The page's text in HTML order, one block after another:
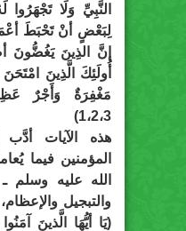
النَّبِيِّ وَلَا
لِبَعْضٍ أنْ تَحْبَطَ
إنَّ الذِينَ يَغُضُّونَ
أُولَئِكَ الَّذِينَ
مَغْفِرَةٌ وَأَجْرٌ
1،2،3)
هذه الآيات أدَّب
المؤمنين فيما
الله عليه وسلم ـ
والتبجيل
(يَا أيُّهَا الَّذينَ